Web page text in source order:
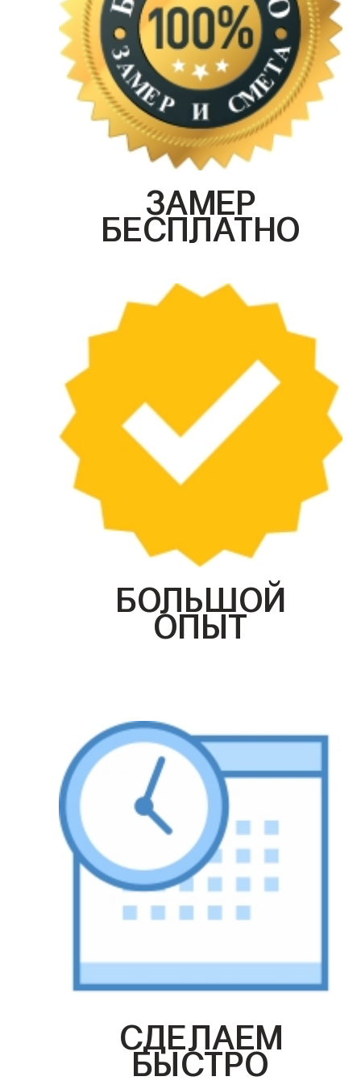
ЗАМЕР
БЕСПЛАТНО
БОЛЬШОЙ
ОПЫТ
СДЕЛАЕМ
БЫСТРО